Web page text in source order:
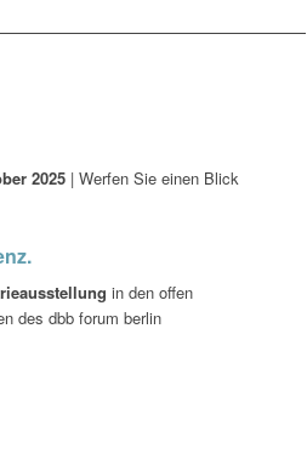
2025 | Werfen Sie einen Blick
in den offen
des dbb forum berlin